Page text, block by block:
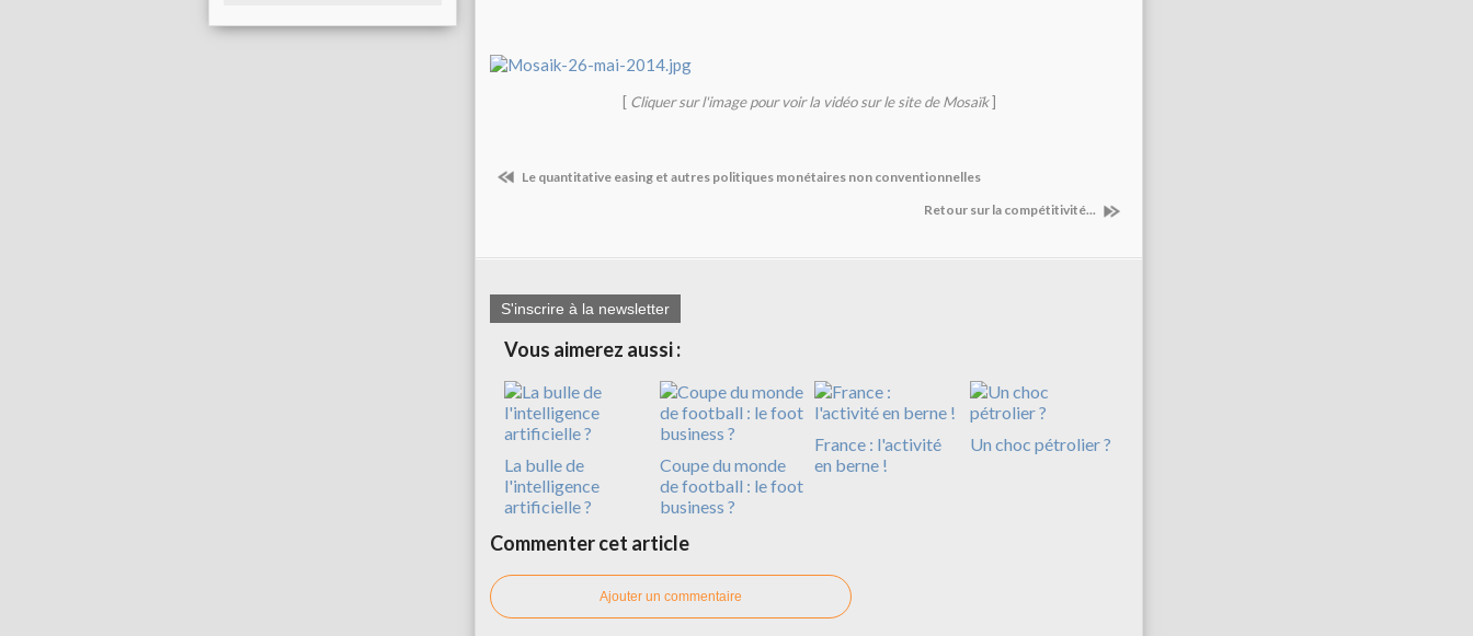
[ Cliquer sur l'image pour voir la vidéo sur le site de Mosaïk]
Le quantitative easing et autres politiques monétaires non conventionnelles
Retour sur la compétitivité...
S'inscrire à la newsletter
Vous aimerez aussi :
La bulle de
l'intelligence
artificielle ?
Coupe du monde
de football : le foot
business ?
France : l'activité
en berne !
Un choc pétrolier ?
Commenter cet article
Ajouter un commentaire